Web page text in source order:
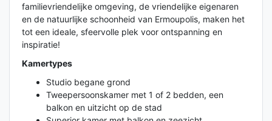
familievriendelijke omgeving, de vriendelijke eigenaren
en de natuurlijke schoonheid van Ermoupolis, maken het
tot een ideale, sfeervolle plek voor ontspanning en
inspiratie!
Kamertypes
Studio begane grond
Tweepersoonskamer met 1 of 2 bedden, een
balkon en uitzicht op de stad